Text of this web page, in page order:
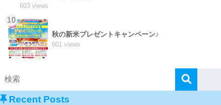
603 views
10
秋の新米プレゼントキャンペーン♪
601 views
Recent Posts